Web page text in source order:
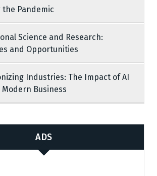
the Pandemic
Science and Research:
and Opportunities
Industries: The Impact of AI
Modern Business
ADS